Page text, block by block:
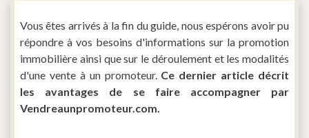
Vous êtes arrivés à la fin du guide, nous espérons avoir pu
répondre à vos besoins d'informations sur la promotion
immobilière ainsi que sur le déroulement et les modalités
d'une vente à un promoteur. Ce dernier article décrit
les avantages de se faire accompagner par
Vendreaunpromoteur.com.